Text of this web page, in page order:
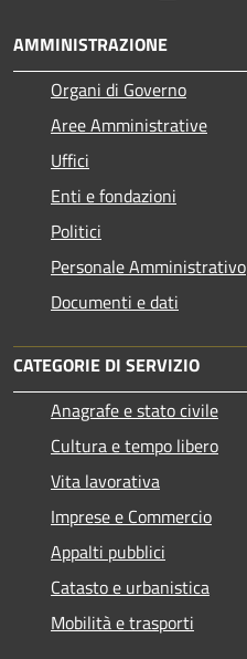
AMMINISTRAZIONE
Organi di Governo
Aree Amministrative
Uffici
Enti e fondazioni
Politici
Personale Amministrativo
Documenti e dati
CATEGORIE DI SERVIZIO
Anagrafe e stato civile
Cultura e tempo libero
Vita lavorativa
Imprese e Commercio
Appalti pubblici
Catasto e urbanistica
Mobilità e trasporti